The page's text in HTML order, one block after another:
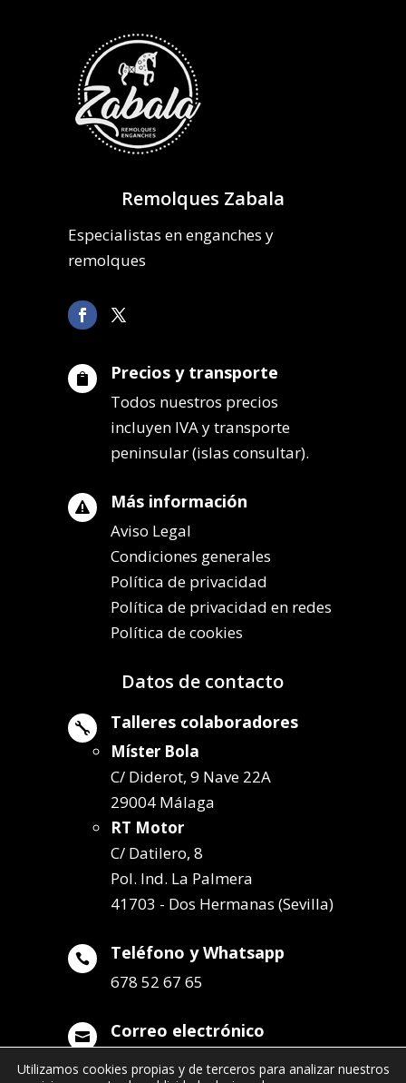
Remolques Zabala
Especialistas en enganches y
remolques
 Precios y transporte
Todos nuestros precios
incluyen IVA y transporte
peninsular (islas consultar).
 Más información
Aviso Legal
Condiciones generales
Política de privacidad
Política de privacidad en redes
Política de cookies
Datos de contacto
 Talleres colaboradores
Míster Bola
C/ Diderot, 9 Nave 22A
29004 Málaga
RT Motor
C/ Datilero, 8
Pol. Ind. La Palmera
41703 - Dos Hermanas (Sevilla)
 Teléfono y Whatsapp
678 52 67 65
 Correo electrónico
info@remolqueszabala.com
Utilizamos cookies propias y de terceros para analizar nuestros